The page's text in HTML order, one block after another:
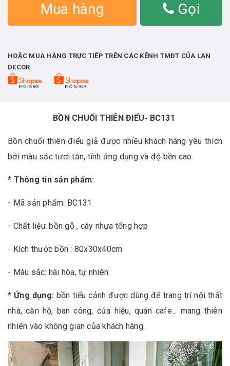
Mua hàng Gọi
HOẶC MUA HÀNG TRỰC TIẾP TRÊN CÁC KÊNH TMĐT CỦA LAN
DECOR
BỒN CHUỐI THIÊN ĐIỂU- BC131
Bồn chuối thiên điểu giả được nhiều khách hàng yêu thích
bởi màu sắc tươi tắn, tính ứng dụng và độ bền cao.
* Thông tin sản phẩm:
- Mã sản phẩm: BC131
- Chất liệu: bồn gỗ , cây nhựa tổng hợp
- Kích thước bồn : 80x30x40cm
- Màu sắc: hài hòa, tự nhiên
* Ứng dụng: bồn tiểu cảnh được dùng để trang trí nội thất
nhà, căn hộ, ban công, cửa hiệu, quán cafe... mang thiên
nhiên vào không gian của khách hàng.